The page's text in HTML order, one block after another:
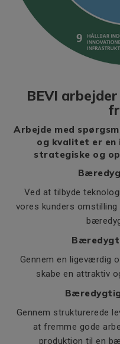
BEVI
Arbejde med
og kvalitet er en
strategiske og
Ved at tilbyde
vores kunders
Gennem en ligeværdig
skabe en attraktiv
Gennem strukturerede
at fremme gode
produktion til en